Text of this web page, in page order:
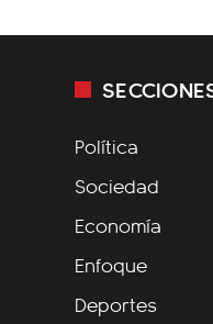
Política
Sociedad
Economía
Enfoque
Deportes